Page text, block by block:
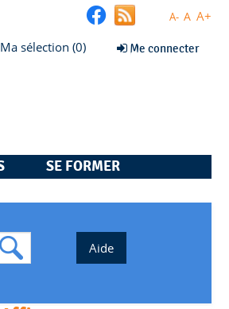
A- A A+
Me connecter
SE FORMER